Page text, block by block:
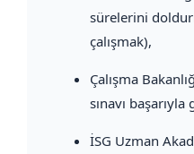
sürelerini
çalışmak),
Çalışma
sınavı başarıyla
İSG Uzman